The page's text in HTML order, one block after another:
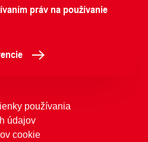
práv na používanie
používania
údajov
cookie